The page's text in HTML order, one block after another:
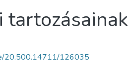
20.500.14711/126035